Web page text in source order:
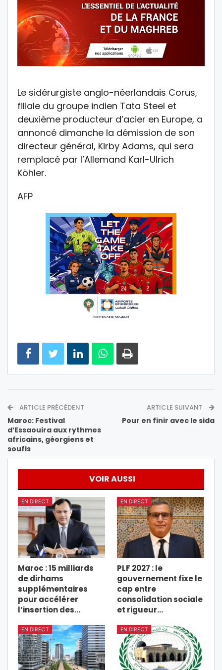
Le sidérurgiste anglo-néerlandais Corus,
filiale du groupe indien Tata Steel et
deuxième producteur d’acier en Europe, a
annoncé dimanche la démission de son
directeur général, Kirby Adams, qui sera
remplacé par l’Allemand Karl-Ulrich
Köhler.
AFP
ARTICLE PRÉCÉDENT
Maroc: Festival
d’Essaouira aux rythmes
africains, géorgiens et
soufis
ARTICLE SUIVANT
Pour en finir avec le sida
VOIR AUSSI
EN DIRECT
Maroc : 15 milliards
de dirhams
supplémentaires
pour accélérer
l’insertion des…
EN DIRECT
PLF 2027 : le
gouvernement fixe le
cap entre
consolidation sociale
et rigueur…
EN DIRECT EN DIRECT